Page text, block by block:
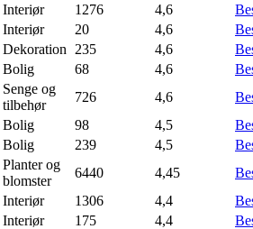
Interiør 1276 4,6
Interiør 20 4,6
Dekoration 235 4,6
Bolig 68 4,6
Senge og
tilbehør
726 4,6
Bolig 98 4,5
Bolig 239 4,5
Planter og
blomster
6440 4,45
Interiør 1306 4,4
Interiør 175 4,4